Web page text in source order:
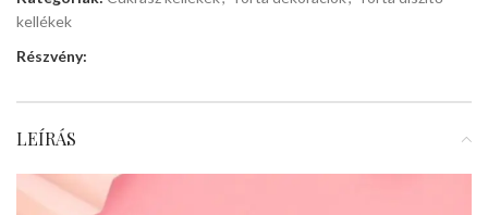
kellékek
Részvény:
LEÍRÁS